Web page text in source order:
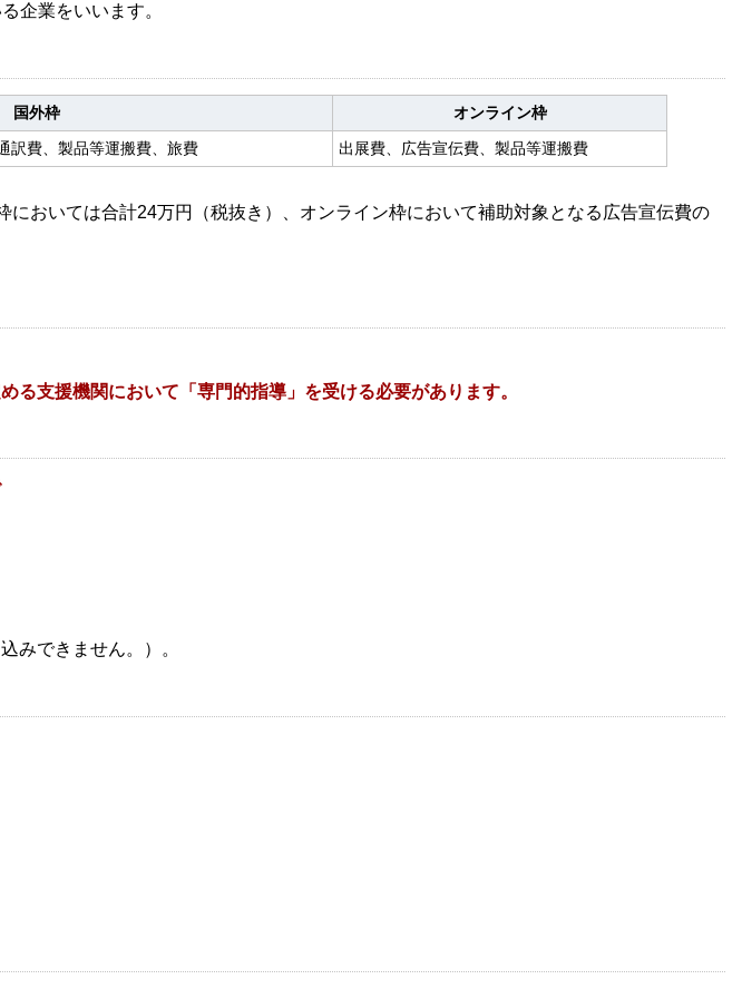
企業をいいます。
国外枠 オンライン枠
訳費、製品等運搬費、旅費 出展費、広告宣伝費、製品等運搬費
おいては合計24万円（税抜き）、オンライン枠において補助対象となる広告宣伝費の
支援機関において「専門的指導」を受ける必要があります。
みできません。）。